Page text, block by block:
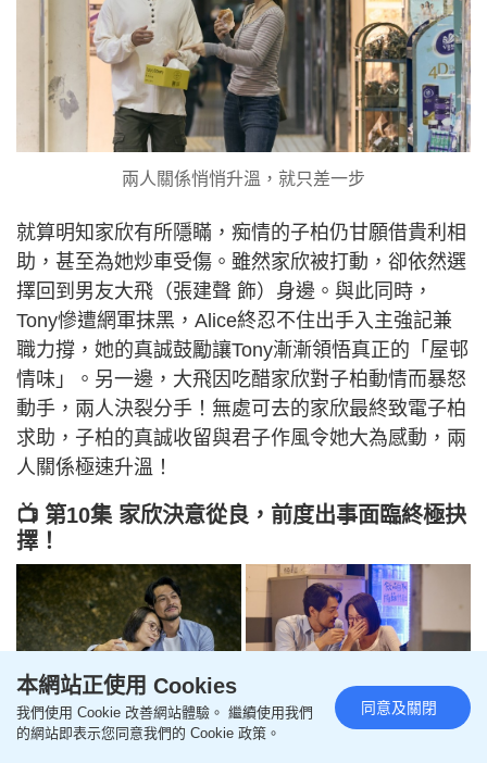
兩人關係悄悄升溫，就只差一步
就算明知家欣有所隱瞞，痴情的子柏仍甘願借貴利相
助，甚至為她炒車受傷。雖然家欣被打動，卻依然選
擇回到男友大飛（張建聲 飾）身邊。與此同時，
Tony慘遭網軍抹黑，Alice終忍不住出手入主強記兼
職力撐，她的真誠鼓勵讓Tony漸漸領悟真正的「屋邨
情味」。另一邊，大飛因吃醋家欣對子柏動情而暴怒
動手，兩人決裂分手！無處可去的家欣最終致電子柏
求助，子柏的真誠收留與君子作風令她大為感動，兩
人關係極速升溫！
📺 第10集 家欣決意從良，前度出事面臨終極抉
擇！
本網站正使用 Cookies
我們使用 Cookie 改善網站體驗。 繼續使用我們
的網站即表示您同意我們的 Cookie 政策。
同意及關閉